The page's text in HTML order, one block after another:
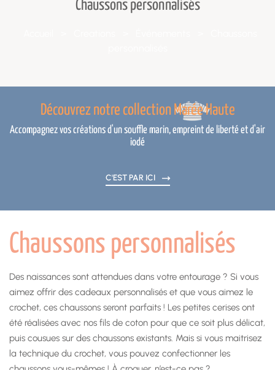
Chaussons personnalisés
Découvrez notre collection Marée Haute
Accompagnez vos créations d'un souffle marin, empreint de liberté et d'air
iodé
C'EST PAR ICI
Chaussons personnalisés
Des naissances sont attendues dans votre entourage ? Si vous
aimez offrir des cadeaux personnalisés et que vous aimez le
crochet, ces chaussons seront parfaits ! Les petites cerises ont
été réalisées avec nos fils de coton pour que ce soit plus délicat,
puis cousues sur des chaussons existants. Mais si vous maitrisez
la technique du crochet, vous pouvez confectionner les